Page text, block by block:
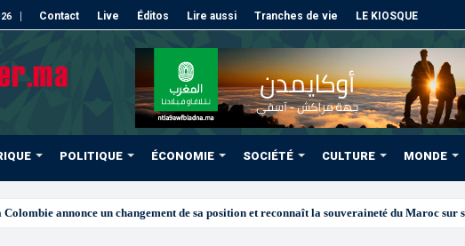
Contact Live Éditos Lire aussi Tranches de vie LE KIOSQUE
POLITIQUE ÉCONOMIE SOCIÉTÉ CULTURE MONDE
à Santiago d’un protoco